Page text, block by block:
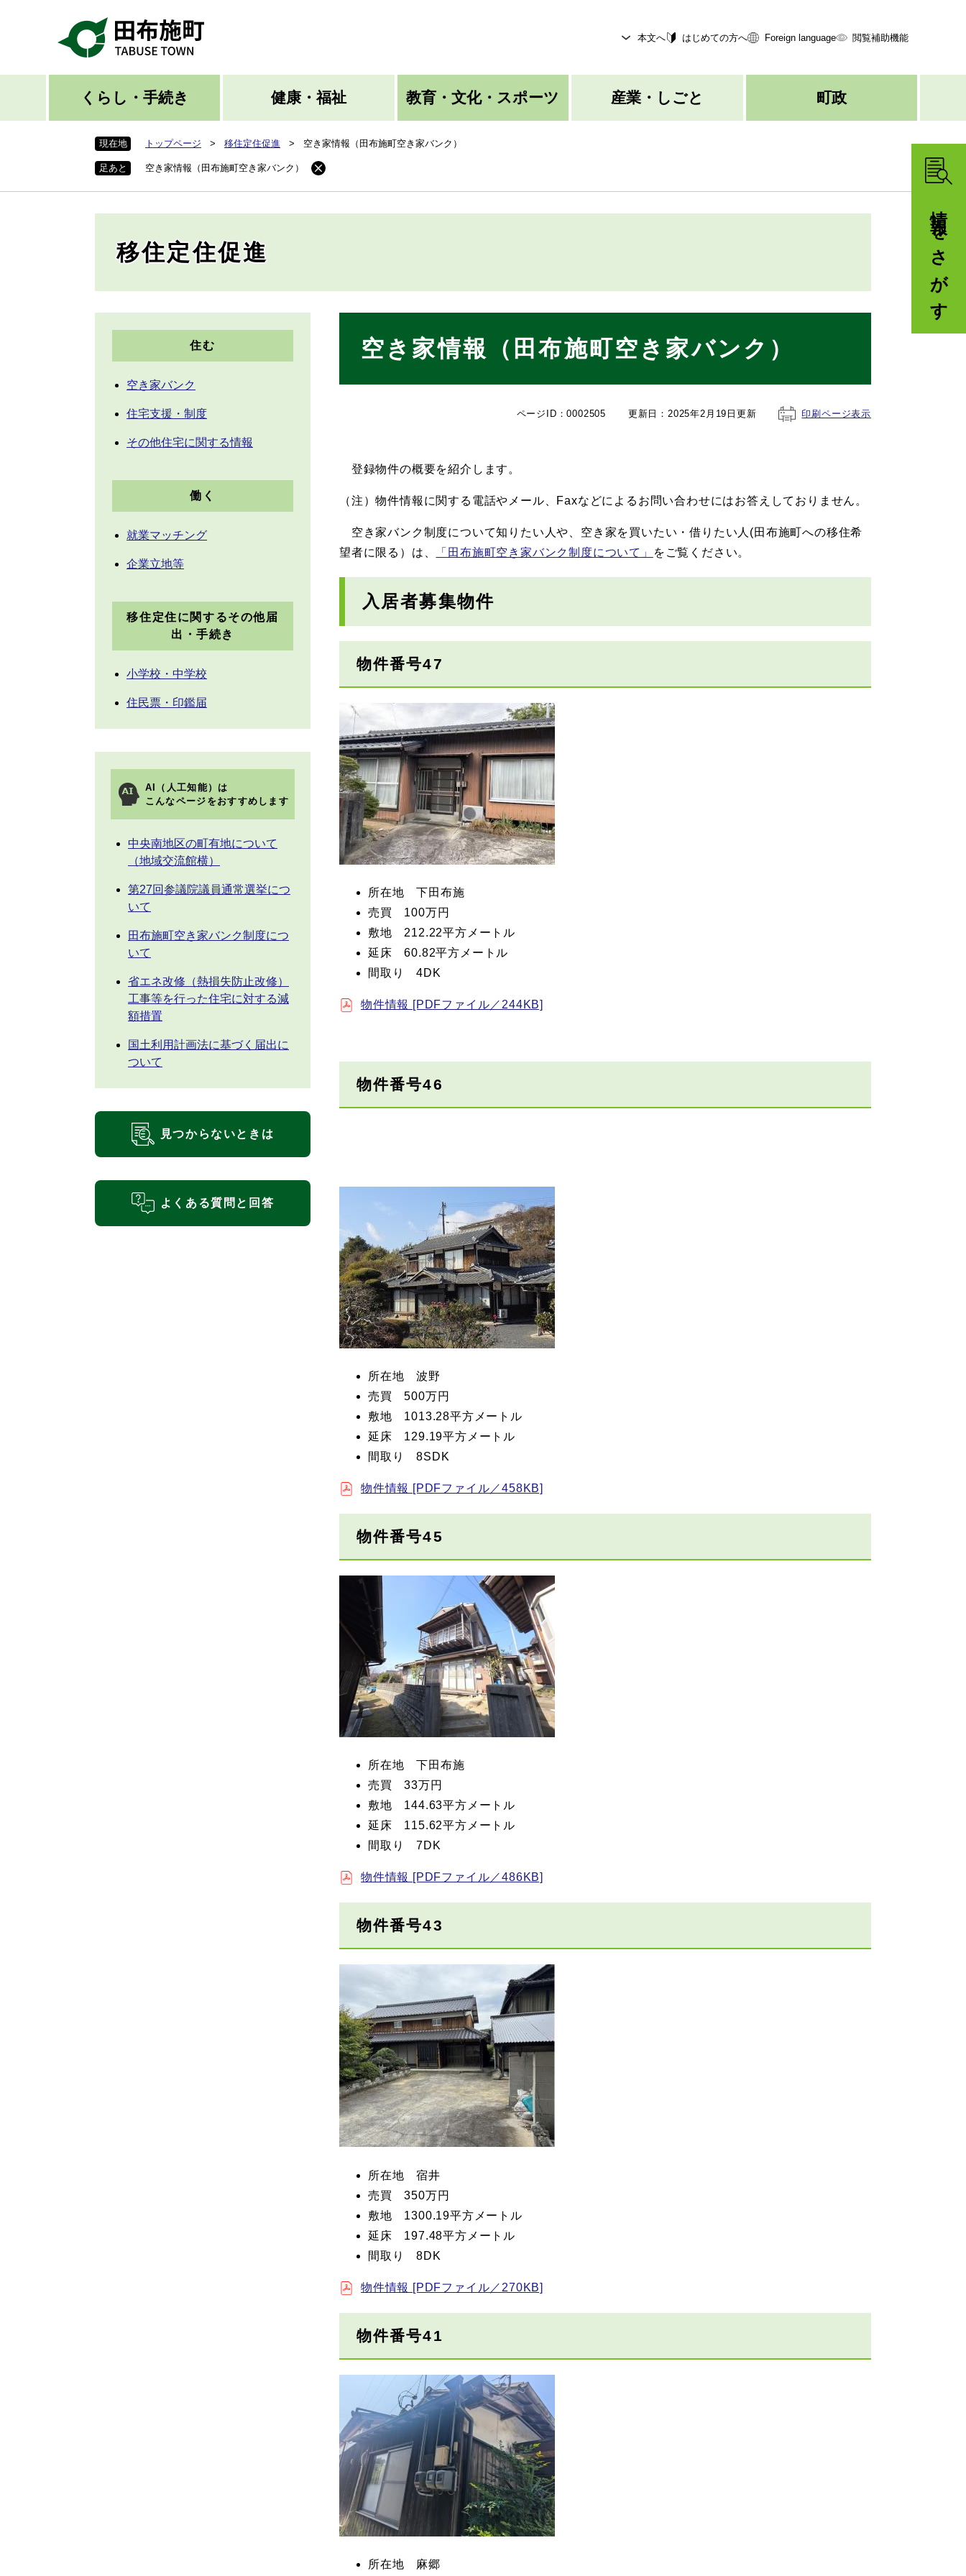
先
情報をさがす
本文へ はじめての方へ Foreign language 閲覧補助機能
くらし・手続き 健康・福祉 教育・文化・スポーツ 産業・しごと 町政
現在地 トップページ > 移住定住促進 > 空き家情報（田布施町空き家バンク）
足あと 空き家情報（田布施町空き家バンク）
移住定住促進
空き家情報（田布施町空き家バンク）
ページID：0002505 更新日：2025年2月19日更新 印刷ページ表示
登録物件の概要を紹介します。
（注）物件情報に関する電話やメール、Faxなどによるお問い合わせにはお答えしておりません。
空き家バンク制度について知りたい人や、空き家を買いたい・借りたい人(田布施町への移住希
望者に限る）は、
「田布施町空き家バンク制度について」 をご覧ください。
入居者募集物件​
物件番号47
所在地 下田布施
売買 100万円
敷地 212.22平方メートル
延床 60.82平方メートル
間取り 4DK
物件情報 [PDFファイル／244KB]
物件番号46
所在地 波野
売買 500万円
敷地 1013.28平方メートル
延床 129.19平方メートル
間取り 8SDK
物件情報 [PDFファイル／458KB]
物件番号45
所在地 下田布施
売買 33万円
敷地 144.63平方メートル
延床 115.62平方メートル
間取り 7DK
物件情報 [PDFファイル／486KB]
物件番号43
所在地 宿井
売買 350万円
敷地 1300.19平方メートル
延床 197.48平方メートル
間取り 8DK
物件情報 [PDFファイル／270KB]
物件番号41
所在地 麻郷
住む
空き家バンク
住宅支援・制度
その他住宅に関する情報
働く
就業マッチング
企業立地等
移住定住に関するその他届
出・手続き
小学校・中学校
住民票・印鑑届
AI（人工知能）は
こんなページをおすすめします
中央南地区の町有地について
（地域交流館横）
第27回参議院議員通常選挙につ
いて
田布施町空き家バンク制度につ
いて
省エネ改修（熱損失防止改修）
工事等を行った住宅に対する減
額措置
国土利用計画法に基づく届出に
ついて
見つからないときは
よくある質問と回答